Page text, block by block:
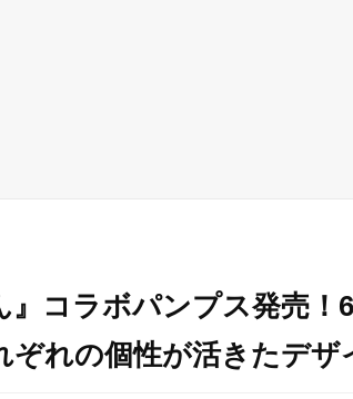
』コラボパンプス発売
ぞれの個性が活きたデザ